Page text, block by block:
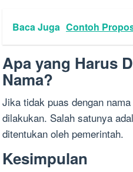
Baca Juga Contoh
Apa yang Harus
Nama?
Jika tidak puas dengan
dilakukan. Salah satunya
ditentukan oleh pemerintah.
Kesimpulan